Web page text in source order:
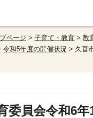
ページ > 子育て・教育 > 教
令和5年度の開催状況 > 久喜
委員会令和6